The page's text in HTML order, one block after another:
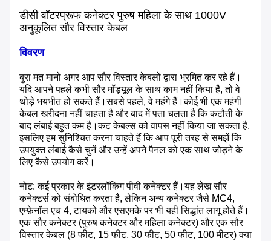
डीसी वॉटरप्रूफ कनेक्टर पुरुष महिला के साथ 1000V
अनुकूलित सौर विस्तार केबल
विवरण
बुरा मत मानो अगर आप सौर विस्तार केबलों द्वारा भ्रमित कर रहे हैं।
यदि आपने पहले कभी सौर मॉड्यूल के साथ काम नहीं किया है, तो वे
थोड़े भयभीत हो सकते हैं।सबसे पहले, वे महंगे हैं।कोई भी एक महंगी
केबल खरीदना नहीं चाहता है और बाद में पता चलता है कि कटौती के
बाद लंबाई बहुत कम है।कट केबल्स को वापस नहीं किया जा सकता है,
इसलिए हम सुनिश्चित करना चाहते हैं कि आप पूरी तरह से समझें कि
उपयुक्त लंबाई कैसे चुनें और उन्हें अपने पैनल को एक साथ जोड़ने के
लिए कैसे उपयोग करें।
नोट: कई प्रकार के इंटरलॉकिंग पीवी कनेक्टर हैं।यह लेख सौर
कनेक्टर्स को संबोधित करता है, लेकिन अन्य कनेक्टर जैसे MC4,
एम्फ़ेनॉल एच 4, टायको और एसएमके पर भी यही सिद्धांत लागू होते हैं।
एक सौर कनेक्टर (पुरुष कनेक्टर और महिला कनेक्टर) और एक सौर
विस्तार केबल (8 फीट, 15 फीट, 30 फीट, 50 फीट, 100 मीटर) क्या